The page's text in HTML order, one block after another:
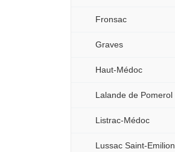
Fronsac
Graves
Haut-Médoc
Lalande de Pomerol
Listrac-Médoc
Lussac Saint-Emilion